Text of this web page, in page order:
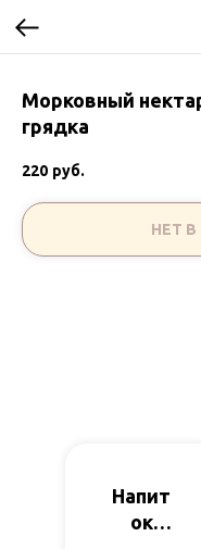
Морковный
грядка
220 руб.
НЕТ
Напит
ок